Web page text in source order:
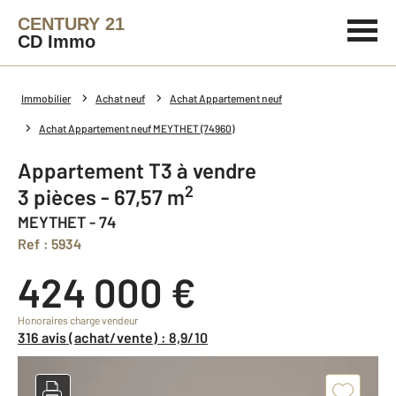
CENTURY 21
CD Immo
Immobilier Achat neuf Achat Appartement neuf
Achat Appartement neuf MEYTHET (74960)
Appartement T3 à vendre
3 pièces - 67,57 m2
MEYTHET - 74
Ref : 5934
424 000 €
Honoraires charge vendeur
316 avis (achat/vente) : 8,9/10